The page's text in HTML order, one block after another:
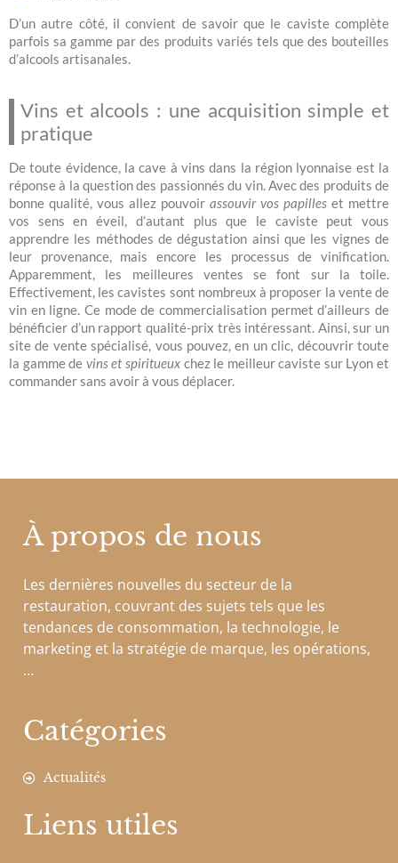
D’un autre côté, il convient de savoir que le caviste complète
parfois sa gamme par des produits variés tels que des bouteilles
d’alcools artisanales.
Vins et alcools : une acquisition simple et
pratique
De toute évidence, la cave à vins dans la région lyonnaise est la
réponse à la question des passionnés du vin. Avec des produits de
bonne qualité, vous allez pouvoir assouvir vos papilles et mettre
vos sens en éveil, d’autant plus que le caviste peut vous
apprendre les méthodes de dégustation ainsi que les vignes de
leur provenance, mais encore les processus de vinification.
Apparemment, les meilleures ventes se font sur la toile.
Effectivement, les cavistes sont nombreux à proposer la vente de
vin en ligne. Ce mode de commercialisation permet d’ailleurs de
bénéficier d’un rapport qualité-prix très intéressant. Ainsi, sur un
site de vente spécialisé, vous pouvez, en un clic, découvrir toute
la gamme de vins et spiritueuxchez le meilleur caviste sur Lyon et
commander sans avoir à vous déplacer.
À propos de nous
Les dernières nouvelles du secteur de la
restauration, couvrant des sujets tels que les
tendances de consommation, la technologie, le
marketing et la stratégie de marque, les opérations,
…
Catégories
Actualités
Liens utiles